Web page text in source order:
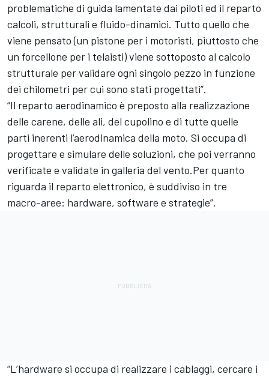
problematiche di guida lamentate dai piloti ed il reparto
calcoli, strutturali e fluido-dinamici. Tutto quello che
viene pensato (un pistone per i motoristi, piuttosto che
un forcellone per i telaisti) viene sottoposto al calcolo
strutturale per validare ogni singolo pezzo in funzione
dei chilometri per cui sono stati progettati”.
“Il reparto aerodinamico è preposto alla realizzazione
delle carene, delle ali, del cupolino e di tutte quelle
parti inerenti l’aerodinamica della moto. Si occupa di
progettare e simulare delle soluzioni, che poi verranno
verificate e validate in galleria del vento.Per quanto
riguarda il reparto elettronico, è suddiviso in tre
macro-aree: hardware, software e strategie”.
“L’hardware si occupa di realizzare i cablaggi, cercare i